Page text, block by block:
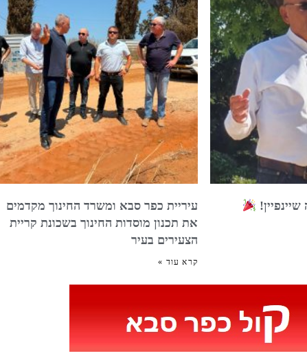
עיריית כפר סבא ומשרד החינוך מקדמים
את תכנון מוסדות החינוך בשכונת קריית
הצעירים בעיר
קרא עוד »